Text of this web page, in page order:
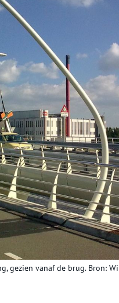
gezien vanaf de brug. Bron: